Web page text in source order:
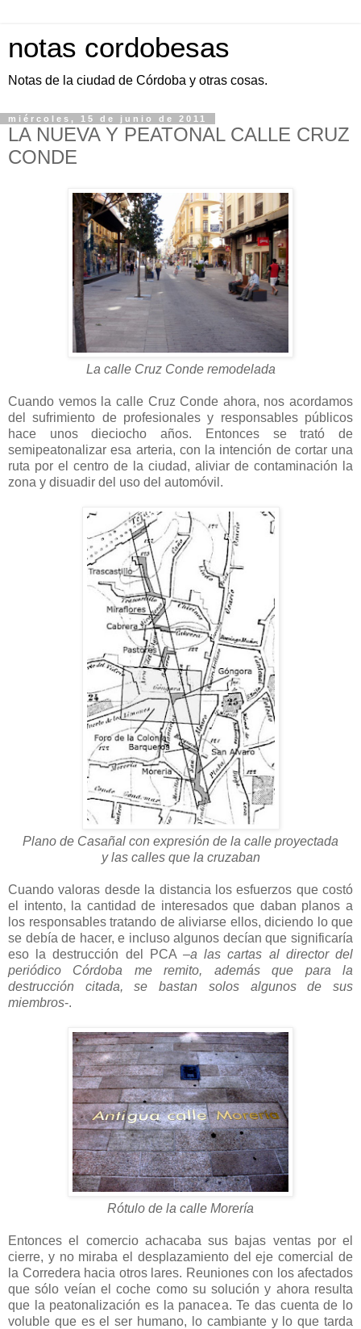
notas cordobesas
Notas de la ciudad de Córdoba y otras cosas.
miércoles, 15 de junio de 2011
LA NUEVA Y PEATONAL CALLE CRUZ
CONDE
La calle Cruz Conde remodelada
Cuando vemos la calle Cruz Conde ahora, nos acordamos
del sufrimiento de profesionales y responsables públicos
hace unos dieciocho años. Entonces se trató de
semipeatonalizar esa arteria, con la intención de cortar una
ruta por el centro de la ciudad, aliviar de contaminación la
zona y disuadir del uso del automóvil.
Plano de Casañal con expresión de la calle proyectada
y las calles que la cruzaban
Cuando valoras desde la distancia los esfuerzos que costó
el intento, la cantidad de interesados que daban planos a
los responsables tratando de aliviarse ellos, diciendo lo que
se debía de hacer, e incluso algunos decían que significaría
eso la destrucción del PCA –a las cartas al director del
periódico Córdoba me remito, además que para la
destrucción citada, se bastan solos algunos de sus
miembros-.
Rótulo de la calle Morería
Entonces el comercio achacaba sus bajas ventas por el
cierre, y no miraba el desplazamiento del eje comercial de
la Corredera hacia otros lares. Reuniones con los afectados
que sólo veían el coche como su solución y ahora resulta
que la peatonalización es la panacea. Te das cuenta de lo
voluble que es el ser humano, lo cambiante y lo que tarda